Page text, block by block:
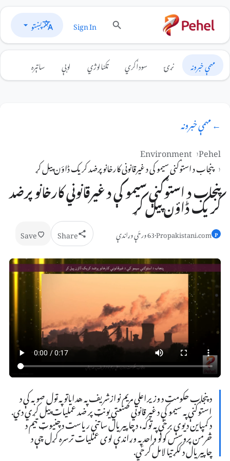
Sign In پښتو
مهمې خبرونه نړۍ سوداګري ټکنالوژي لوبې ساتېره
← مهمې خبرونه
Pehel
Environment
پنجاب د استوګنې سیمو کې د غیرقانوني کارخانو پرضد کریک ڈاؤن پیل کړ
پنجاب د استوګنې سیمو کې د غیرقانوني کارخانو پرضد
کریک ڈاؤن پیل کړ
P
Propakistani.com
·63 ورځې وړاندې Share
Save
د پنجاب حکومت د وزيراعلي مريم نوازشريف په هداياتو په ټول صوبه کې د
استوګنې په سيمو کې د غير قانوني صنعتي يونټ پر ضد عمليات پيل کړي دي.
د کمپاین د یوې برخې په توګه، د چاپیریال ساتنې ریاست د چنیوټ ټیم د
څرمن پروسس کولو واحد په وړاندې لوی عملیات ترسره کړل چې د
چاپیریال د ککړتیا لامل ګرځي.